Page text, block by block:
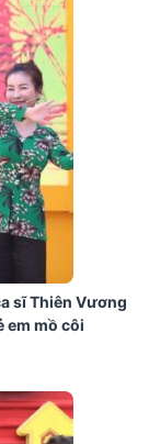
sĩ Thiên Vương
em mồ côi